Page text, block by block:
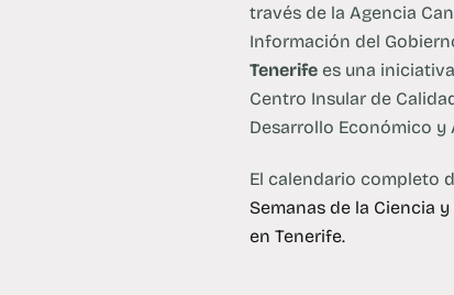
través de la Agencia
Información del
Tenerife es una
Centro Insular de
Desarrollo Económico y
El calendario completo
Semanas de la Ciencia
en Tenerife.